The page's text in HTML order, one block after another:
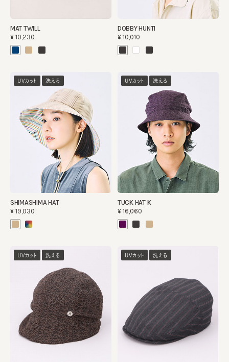
MAT TWILL
¥10,230
DOBBY HUNTI
¥10,010
UVカット 洗える
SHIMASHIMA HAT
¥19,030
UVカット 洗える
TUCK HAT K
¥16,060
UVカット 洗える UVカット 洗える